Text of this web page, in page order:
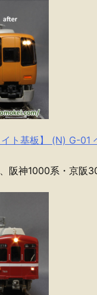
イト基板】 (N) G-
神1000系・京阪